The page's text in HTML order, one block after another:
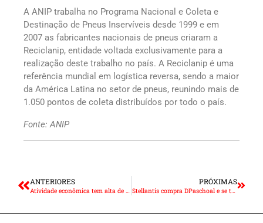
A ANIP trabalha no Programa Nacional e Coleta e
Destinação de Pneus Inservíveis desde 1999 e em
2007 as fabricantes nacionais de pneus criaram a
Reciclanip, entidade voltada exclusivamente para a
realização deste trabalho no país. A Reciclanip é uma
referência mundial em logística reversa, sendo a maior
da América Latina no setor de pneus, reunindo mais de
1.050 pontos de coleta distribuídos por todo o país.
Fonte: ANIP
ANTERIORES
Atividade econômica tem alta de 0,01 em novembro
PRÓXIMAS
Stellantis compra DPaschoal e se torna maior distribuidor de autopeças do País